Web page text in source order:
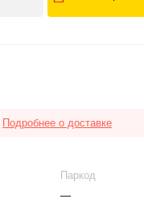
Подробнее о доставке
Паркод
—